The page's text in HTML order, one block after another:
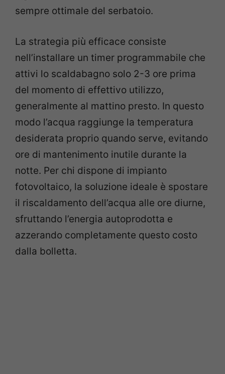
sempre ottimale del serbatoio.
La strategia più efficace consiste
nell’installare un timer programmabile che
attivi lo scaldabagno solo 2-3 ore prima
del momento di effettivo utilizzo,
generalmente al mattino presto. In questo
modo l’acqua raggiunge la temperatura
desiderata proprio quando serve, evitando
ore di mantenimento inutile durante la
notte. Per chi dispone di impianto
fotovoltaico, la soluzione ideale è spostare
il riscaldamento dell’acqua alle ore diurne,
sfruttando l’energia autoprodotta e
azzerando completamente questo costo
dalla bolletta.